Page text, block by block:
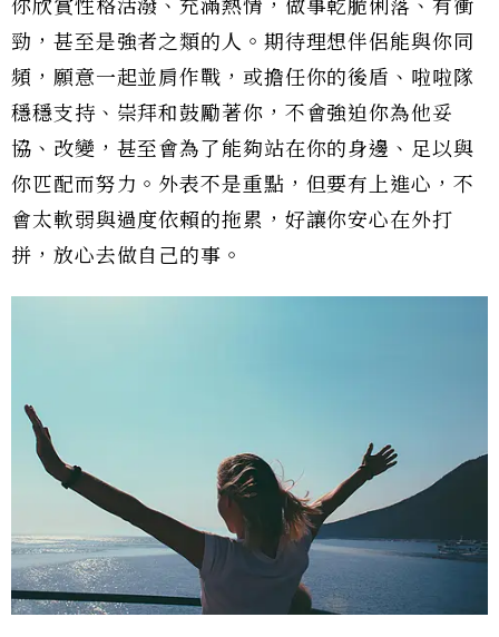
你欣賞性格活潑、充滿熱情，做事乾脆俐落、有衝
勁，甚至是強者之類的人。期待理想伴侶能與你同
頻，願意一起並肩作戰，或擔任你的後盾、啦啦隊
穩穩支持、崇拜和鼓勵著你，不會強迫你為他妥
協、改變，甚至會為了能夠站在你的身邊、足以與
你匹配而努力。外表不是重點，但要有上進心，不
會太軟弱與過度依賴的拖累，好讓你安心在外打
拼，放心去做自己的事。